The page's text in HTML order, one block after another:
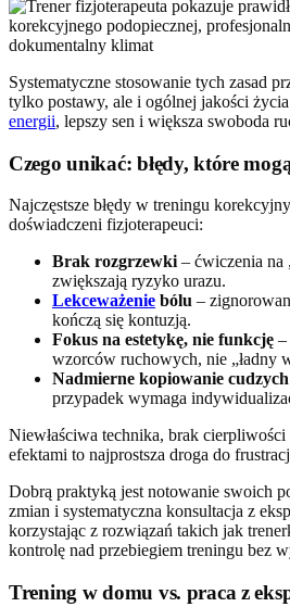
Systematyczne stosowanie tych zasad
tylko postawy, ale i ogólnej jakości
energii, lepszy sen i większa swoboda
Czego unikać: błędy, które
Najczęstsze błędy w treningu
doświadczeni fizjoterapeuci:
Brak rozgrzewki– ćwiczenia na
zwiększają ryzyko urazu.
Lekceważenie bólu –
kończą się kontuzją.
Fokus na estetykę, nie funkcję –
wzorców ruchowych, nie „ładny
Nadmierne kopiowanie
przypadek wymaga
Niewłaściwa technika, brak
efektami to najprostsza droga do
Dobrą praktyką jest notowanie swoich
zmian i systematyczna konsultacja z
korzystając z rozwiązań takich jak
kontrolę nad przebiegiem treningu bez
Trening w domu vs. praca z